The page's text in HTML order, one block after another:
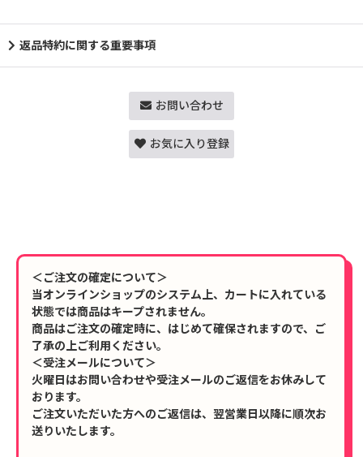
返品特約に関する重要事項
お問い合わせ
お気に入り登録
＜ご注文の確定について＞
当オンラインショップのシステム上、カートに入れている
状態では商品はキープされません。
商品はご注文の確定時に、はじめて確保されますので、ご
了承の上ご利用ください。
＜受注メールについて＞
火曜日はお問い合わせや受注メールのご返信をお休みして
おります。
ご注文いただいた方へのご返信は、翌営業日以降に順次お
送りいたします。